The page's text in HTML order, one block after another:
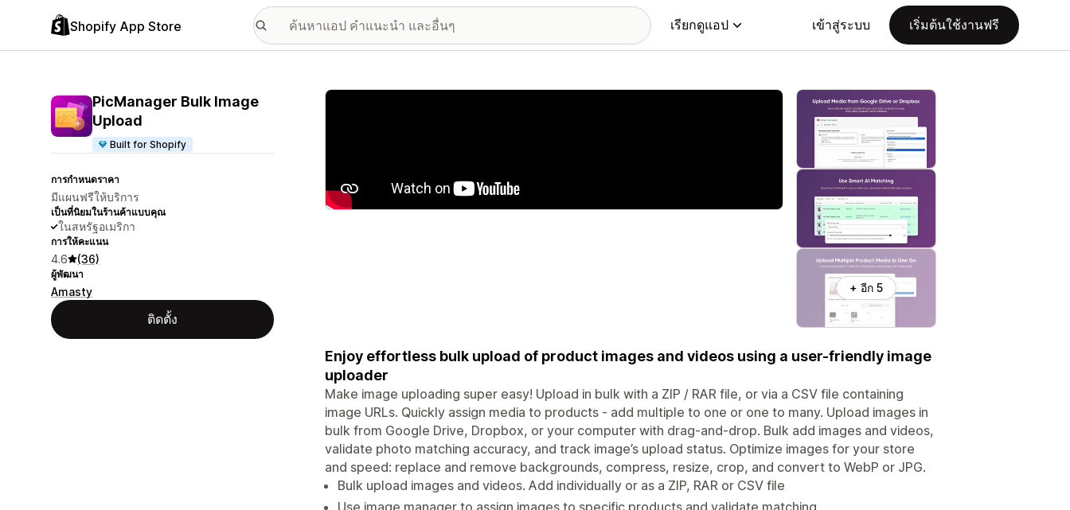
Shopify App Store เรียกดูแอป เข้าสู่ระบบ เริ่มต้นใช้งานฟรี
PicManager Bulk Image
Upload
Built for Shopify
การกำหนดราคา
มีแผนฟรีให้บริการ
เป็นที่นิยมในร้านค้าแบบคุณ
ในสหรัฐอเมริกา
การให้คะแนน
4.6 (36)
ผู้พัฒนา
Amasty
ติดตั้ง
แกลเลอรีรูปภาพที่แสดง
+ อีก 5
Enjoy effortless bulk upload of product images and videos using a user-friendly image
uploader
Make image uploading super easy! Upload in bulk with a ZIP / RAR file, or via a CSV file containing
image URLs. Quickly assign media to products - add multiple to one or one to many. Upload images in
bulk from Google Drive, Dropbox, or your computer with drag-and-drop. Bulk add images and videos,
validate photo matching accuracy, and track image’s upload status. Optimize images for your store
and speed: replace and remove backgrounds, compress, resize, crop, and convert to WebP or JPG.
Bulk upload images and videos. Add individually or as a ZIP, RAR or CSV file
Use image manager to assign images to specific products and validate matching